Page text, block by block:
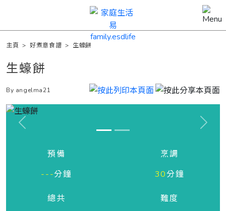
主頁 >好煮意食譜 > 生蠔餅
生蠔餅
By angelma21
Previous Next
預備
---分鐘
烹調
30分鐘
總共
難度